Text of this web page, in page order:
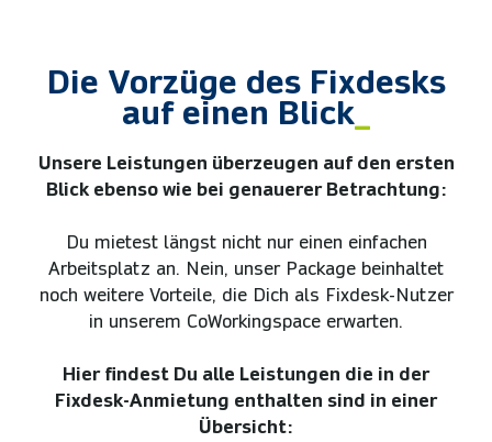
Die Vorzüge des Fixdesks
auf einen Blick_
Unsere Leistungen überzeugen auf den ersten
Blick ebenso wie bei genauerer Betrachtung:
Du mietest längst nicht nur einen einfachen
Arbeitsplatz an. Nein, unser Package beinhaltet
noch weitere Vorteile, die Dich als Fixdesk-Nutzer
in unserem CoWorkingspace erwarten.
Hier findest Du alle Leistungen die in der
Fixdesk-Anmietung enthalten sind in einer
Übersicht: